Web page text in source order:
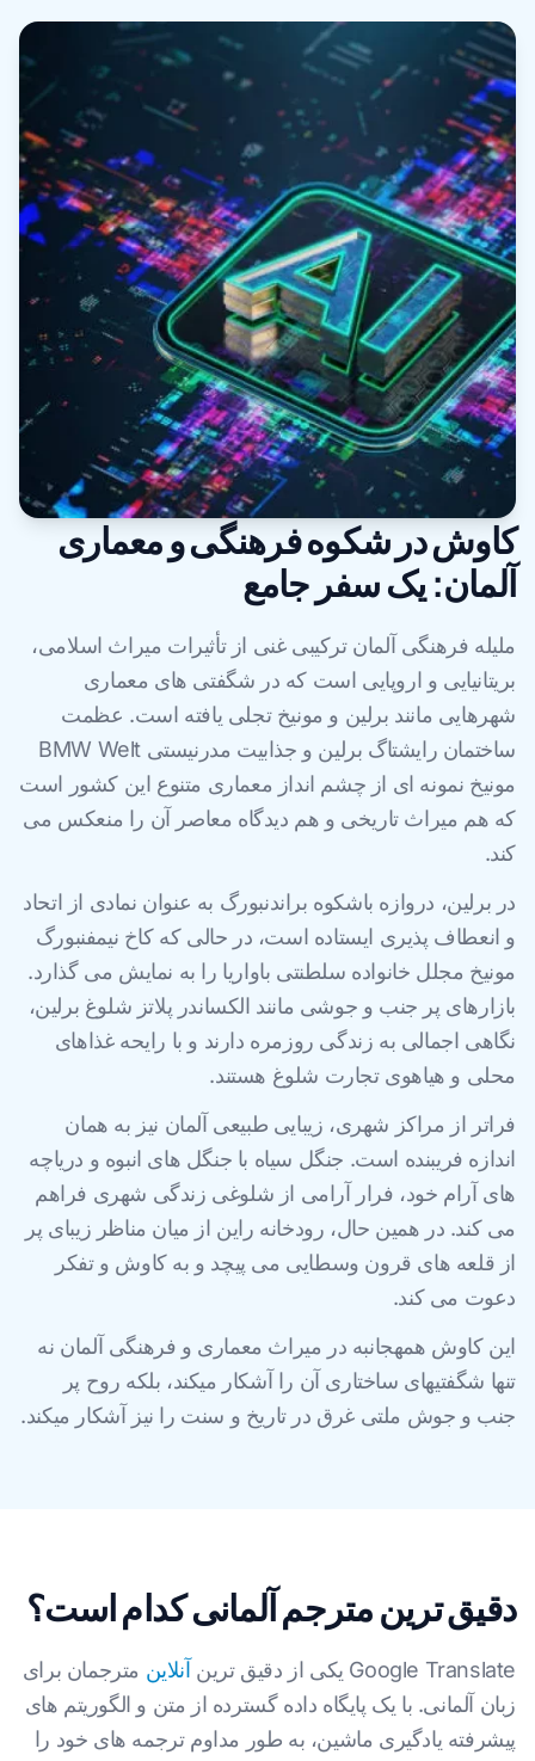
کاوش در شکوه فرهنگی و معماری
آلمان: یک سفر جامع
ملیله فرهنگی آلمان ترکیبی غنی از تأثیرات میراث اسلامی،
بریتانیایی و اروپایی است که در شگفتی های معماری
شهرهایی مانند برلین و مونیخ تجلی یافته است. عظمت
ساختمان رایشتاگ برلین و جذابیت مدرنیستی BMW Welt
مونیخ نمونه ای از چشم انداز معماری متنوع این کشور است
که هم میراث تاریخی و هم دیدگاه معاصر آن را منعکس می
کند.
در برلین، دروازه باشکوه براندنبورگ به عنوان نمادی از اتحاد
و انعطاف پذیری ایستاده است، در حالی که کاخ نیمفنبورگ
مونیخ مجلل خانواده سلطنتی باواریا را به نمایش می گذارد.
بازارهای پر جنب و جوشی مانند الکساندر پلاتز شلوغ برلین،
نگاهی اجمالی به زندگی روزمره دارند و با رایحه غذاهای
محلی و هیاهوی تجارت شلوغ هستند.
فراتر از مراکز شهری، زیبایی طبیعی آلمان نیز به همان
اندازه فریبنده است. جنگل سیاه با جنگل های انبوه و دریاچه
های آرام خود، فرار آرامی از شلوغی زندگی شهری فراهم
می کند. در همین حال، رودخانه راین از میان مناظر زیبای پر
از قلعه های قرون وسطایی می پیچد و به کاوش و تفکر
دعوت می کند.
این کاوش همهجانبه در میراث معماری و فرهنگی آلمان نه
تنها شگفتیهای ساختاری آن را آشکار میکند، بلکه روح پر
جنب و جوش ملتی غرق در تاریخ و سنت را نیز آشکار میکند.
دقیق ترین مترجم آلمانی کدام است؟
Google Translate یکی از دقیق ترین آنلاین مترجمان برای
زبان آلمانی. با یک پایگاه داده گسترده از متن و الگوریتم های
پیشرفته یادگیری ماشین، به طور مداوم ترجمه های خود را